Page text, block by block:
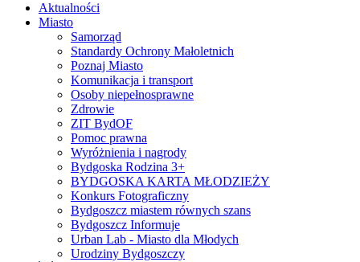
Aktualności
Miasto
Samorząd
Standardy Ochrony Małoletnich
Poznaj Miasto
Komunikacja i transport
Osoby niepełnosprawne
Zdrowie
ZIT BydOF
Pomoc prawna
Wyróżnienia i nagrody
Bydgoska Rodzina 3+
BYDGOSKA KARTA MŁODZIEŻY
Konkurs Fotograficzny
Bydgoszcz miastem równych szans
Bydgoszcz Informuje
Urban Lab - Miasto dla Młodych
Urodziny Bydgoszczy